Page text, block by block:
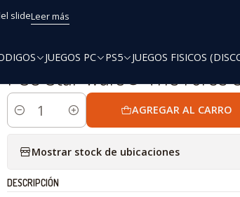
JUEGOS PC PS5 JUEGOS FISICOS
slideLeer más
The Force Unleashed™ II
|
PS3 Star Wars® The Force
Cantidad
AGREGAR AL CARRO
Mostrar stock de ubicaciones
DESCRIPCIÓN